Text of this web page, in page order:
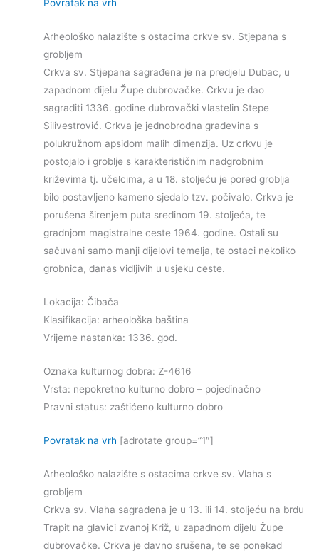
Povratak na vrh
Arheološko nalazište s ostacima crkve sv. Stjepana s
grobljem
Crkva sv. Stjepana sagrađena je na predjelu Dubac, u
zapadnom dijelu Župe dubrovačke. Crkvu je dao
sagraditi 1336. godine dubrovački vlastelin Stepe
Silivestrović. Crkva je jednobrodna građevina s
polukružnom apsidom malih dimenzija. Uz crkvu je
postojalo i groblje s karakterističnim nadgrobnim
križevima tj. učelcima, a u 18. stoljeću je pored groblja
bilo postavljeno kameno sjedalo tzv. počivalo. Crkva je
porušena širenjem puta sredinom 19. stoljeća, te
gradnjom magistralne ceste 1964. godine. Ostali su
sačuvani samo manji dijelovi temelja, te ostaci nekoliko
grobnica, danas vidljivih u usjeku ceste.
Lokacija: Čibača
Klasifikacija: arheološka baština
Vrijeme nastanka: 1336. god.
Oznaka kulturnog dobra: Z-4616
Vrsta: nepokretno kulturno dobro – pojedinačno
Pravni status: zaštićeno kulturno dobro
Povratak na vrh [adrotate group=”1″]
Arheološko nalazište s ostacima crkve sv. Vlaha s
grobljem
Crkva sv. Vlaha sagrađena je u 13. ili 14. stoljeću na brdu
Trapit na glavici zvanoj Križ, u zapadnom dijelu Župe
dubrovačke. Crkva je davno srušena, te se ponekad